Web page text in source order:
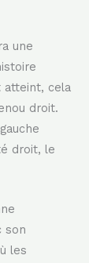
une
atteint, cela
droit.
droit, le
son
les